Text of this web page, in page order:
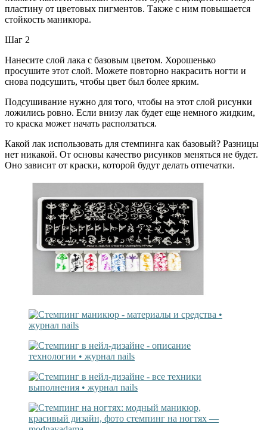
пластину от цветовых пигментов. Также с ним повышается
стойкость маникюра.
Шаг 2
Нанесите слой лака с базовым цветом. Хорошенько
просушите этот слой. Можете повторно накрасить ногти и
снова подсушить, чтобы цвет был более ярким.
Подсушивание нужно для того, чтобы на этот слой рисунки
ложились ровно. Если внизу лак будет еще немного жидким,
то краска может начать расползаться.
Какой лак использовать для стемпинга как базовый? Разницы
нет никакой. От основы качество рисунков меняться не будет.
Оно зависит от краски, которой будут делать отпечатки.